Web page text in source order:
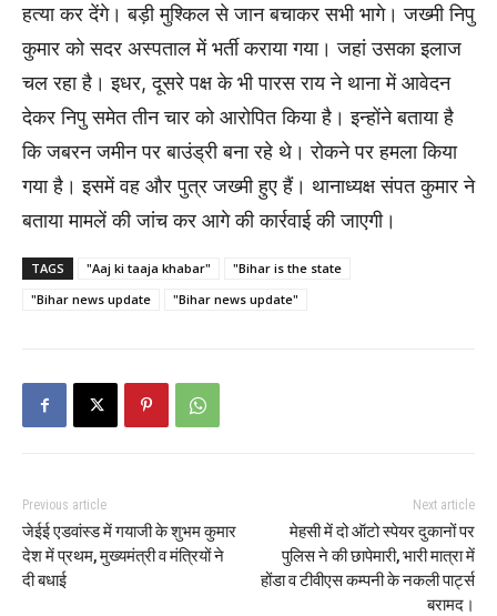
हत्या कर देंगे। बड़ी मुश्किल से जान बचाकर सभी भागे। जख्मी निपु
कुमार को सदर अस्पताल में भर्ती कराया गया। जहां उसका इलाज
चल रहा है। इधर, दूसरे पक्ष के भी पारस राय ने थाना में आवेदन
देकर निपु समेत तीन चार को आरोपित किया है। इन्होंने बताया है
कि जबरन जमीन पर बाउंड्री बना रहे थे। रोकने पर हमला किया
गया है। इसमें वह और पुत्र जख्मी हुए हैं। थानाध्यक्ष संपत कुमार ने
बताया मामलें की जांच कर आगे की कार्रवाई की जाएगी।
TAGS "Aaj ki taaja khabar"
"Bihar is the state
"Bihar news update
"Bihar news update"
Previous article
जेईई एडवांस्ड में गयाजी के शुभम कुमार
देश में प्रथम, मुख्यमंत्री व मंत्रियों ने
दी बधाई
Next article
मेहसी में दो ऑटो स्पेयर दुकानों पर
पुलिस ने की छापेमारी, भारी मात्रा में
होंडा व टीवीएस कम्पनी के नकली पार्ट्स
बरामद।